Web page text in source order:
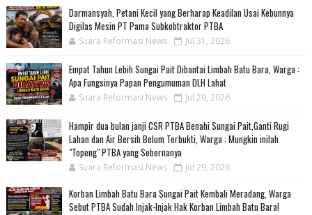
Darmansyah, Petani Kecil yang Berharap Keadilan Usai Kebunnya
Digilas Mesin PT Pama Subkobtraktor PTBA
Suara Reformasi News Jul 31, 2026
Empat Tahun Lebih Sungai Pait Dibantai Limbah Batu Bara, Warga :
Apa Fungsinya Papan Pengumuman DLH Lahat
Suara Reformasi News Jul 29, 2026
Hampir dua bulan janji CSR PTBA Benahi Sungai Pait,Ganti Rugi
Lahan dan Air Bersih Belum Terbukti, Warga : Mungkin inilah
"Topeng" PTBA yang Sebernanya
Suara Reformasi News Jul 29, 2026
Korban Limbah Batu Bara Sungai Pait Kembali Meradang, Warga
Sebut PTBA Sudah Injak-Injak Hak Korban Limbah Batu Bara!